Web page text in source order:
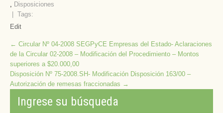
, Disposiciones
| Tags:
Edit
Post
navigation
← Circular Nº 04-2008 SEGPyCE Empresas del Estado- Aclaraciones
de la Circular 02-2008 – Modificación del Procedimiento – Montos
superiores a $20.000,00
Disposición Nº 75-2008.SH- Modificación Disposición 163/00 –
Autorización de remesas fraccionadas →
Ingrese su búsqueda